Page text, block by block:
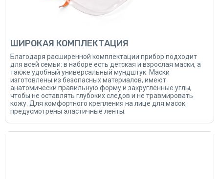
ШИРОКАЯ КОМПЛЕКТАЦИЯ
Благодаря расширенной комплектации прибор подходит
для всей семьи: в наборе есть детская и взрослая маски, а
также удобный универсальный мундштук. Маски
изготовлены из безопасных материалов, имеют
анатомически правильную форму и закруглённые углы,
чтобы не оставлять глубоких следов и не травмировать
кожу. Для комфортного крепления на лице для масок
предусмотрены эластичные ленты.